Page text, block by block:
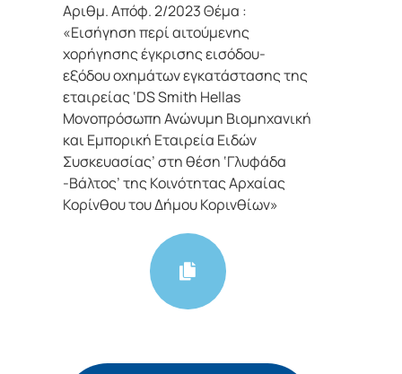
Αριθμ. Απόφ. 2/2023 Θέμα :
«Εισήγηση περί αιτούμενης
χορήγησης έγκρισης εισόδου-
εξόδου οχημάτων εγκατάστασης της
εταιρείας ‘DS Smith Hellas
Μονοπρόσωπη Ανώνυμη Βιομηχανική
και Εμπορική Εταιρεία Ειδών
Συσκευασίας’ στη θέση ‘Γλυφάδα
-Βάλτος’ της Κοινότητας Αρχαίας
Κορίνθου του Δήμου Κορινθίων»